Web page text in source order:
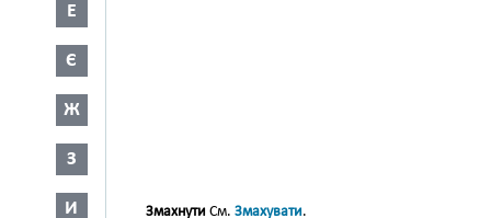
Е
Є
Ж
З
И Змахнути См. Змахувати.